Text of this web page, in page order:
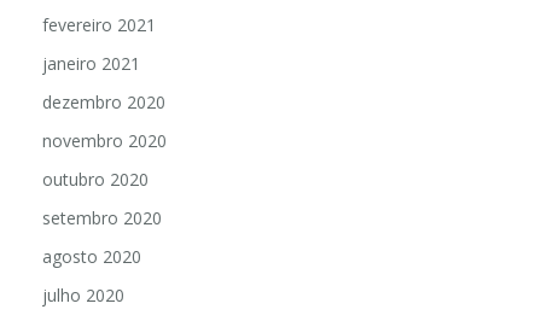
fevereiro 2021
janeiro 2021
dezembro 2020
novembro 2020
outubro 2020
setembro 2020
agosto 2020
julho 2020